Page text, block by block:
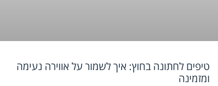
טיפים לחתונה בחוץ: איך לשמור על אווירה נעימה
ומזמינה